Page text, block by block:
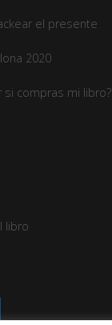
el presente
2020
si compras mi libro?
libro